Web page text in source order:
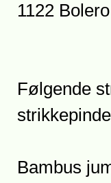
1122 Bolero
Følgende
Bambus